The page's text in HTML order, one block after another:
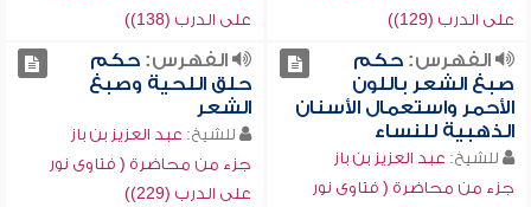
على الدرب (129))
على الدرب (138))
الفهرس:حكم
صبغ الشعر باللون
الأحمر واستعمال الأسنان
الذهبية للنساء
للشيخ: عبد العزيز بن باز
جزء من محاضرة ( فتاوى نور
الفهرس:حكم
حلق اللحية وصبغ
الشعر
للشيخ: عبد العزيز بن باز
جزء من محاضرة ( فتاوى نور
على الدرب (229))